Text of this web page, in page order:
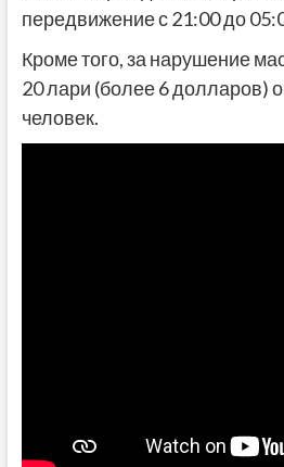
передвижение с 21:00 до
Кроме того, за нарушение
20 лари (более 6 долларов)
человек.